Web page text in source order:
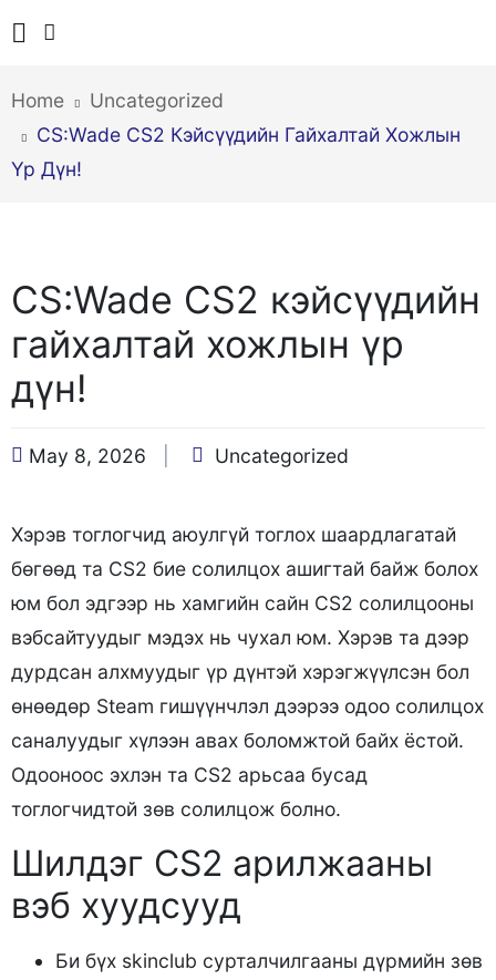
Home
Uncategorized
CS:Wade CS2 Кэйсүүдийн Гайхалтай Хожлын
Үр Дүн!
CS:Wade CS2 кэйсүүдийн
гайхалтай хожлын үр
дүн!
May 8, 2026 Uncategorized
Хэрэв тоглогчид аюулгүй тоглох шаардлагатай
бөгөөд та CS2 бие солилцох ашигтай байж болох
юм бол эдгээр нь хамгийн сайн CS2 солилцооны
вэбсайтуудыг мэдэх нь чухал юм. Хэрэв та дээр
дурдсан алхмуудыг үр дүнтэй хэрэгжүүлсэн бол
өнөөдөр Steam гишүүнчлэл дээрээ одоо солилцох
саналуудыг хүлээн авах боломжтой байх ёстой.
Одооноос эхлэн та CS2 арьсаа бусад
тоглогчидтой зөв солилцож болно.
Шилдэг CS2 арилжааны
вэб хуудсууд
Би бүх skinclub сурталчилгааны дүрмийн зөв